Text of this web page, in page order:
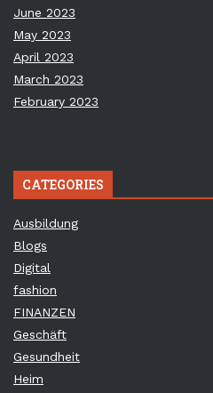
June 2023
May 2023
April 2023
March 2023
February 2023
CATEGORIES
Ausbildung
Blogs
Digital
fashion
FINANZEN
Geschäft
Gesundheit
Heim